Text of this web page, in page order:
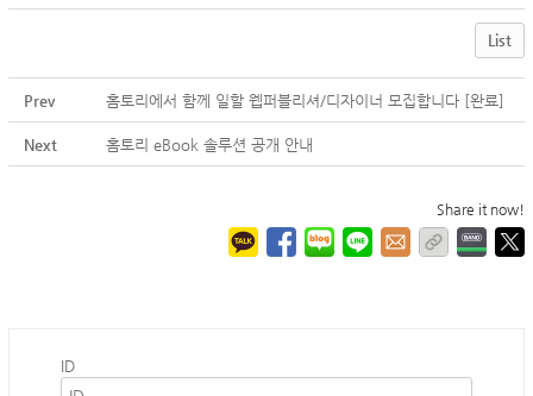
List
Prev 홈토리에서 함께 일할 웹퍼블리셔/디자이너 모집합니다 [완료]
Next 홈토리 eBook 솔루션 공개 안내
Share it now!
ID